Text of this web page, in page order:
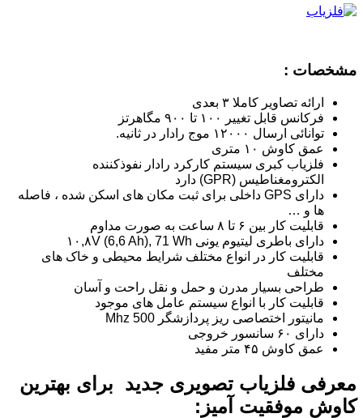
مشخصات :
ارائه تصاویر کاملا ۳ بعدی
فرکانس قابل تغییر ۱۰۰ تا ۹۰۰ مگاهرتز
توانائی ارسال ۱۲۰۰۰ موج رادار در ثانیه.
عمق کاوش ۱۰ متری
فلزیاب کبری سیستم کارکرد رادار نفوذکننده
الکترومغناطیس (GPR) دارد
دارای GPS داخلی برای ثبت مکان های اسکن شده ، فاصله
ها و …
قابلیت کار بین ۶ تا ۸ ساعت به صورت مداوم
دارای باطری لیتیوم یونی ۱۰,۸V (6,6 Ah), 71 Wh
قابلیت کار در انواع مختلف شرایط محیطی و خاک های
مختلف
طراحی بسیار مدرن و حمل و نقل راحت و آسان
قابلیت کار با انواع سیستم عامل های موجود
مانیتور اختصاصی ریز پردازشگر Mhz 500
دارای ۶۰ سانسور خروجی
عمق کاوش ۴۵ متر مفید
معرفی فلزیاب تصویری جدید برای بهترین
کاوش موفقیت آمیز: